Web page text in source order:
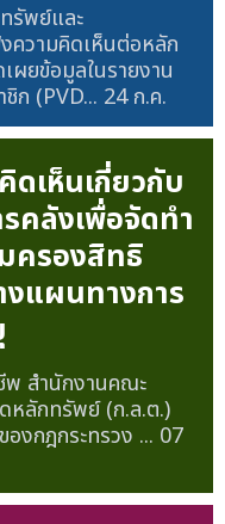
รัพย์และ
ความคิดเห็นต่อหลัก
ผยข้อมูลในรายงาน
ก (PVD... 24 ก.ค.
เห็นเกี่ยวกับ
คลังเพื่อจัดทำ
ครองสิทธิ
งแผนทางการ
พ สำนักงานคณะ
หลักทรัพย์ (ก.ล.ต.)
งกฎกระทรวง ... 07